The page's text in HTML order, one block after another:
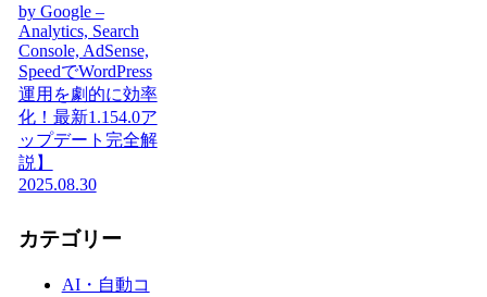
by Google –
Analytics, Search
Console, AdSense,
SpeedでWordPress
運用を劇的に効率
化！最新1.154.0ア
ップデート完全解
説】
2025.08.30
カテゴリー
AI・自動コ